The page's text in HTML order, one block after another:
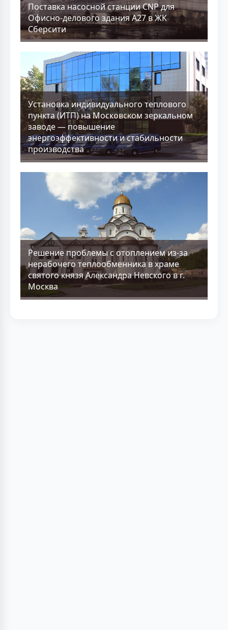
Поставка насосной станции CNP для
Офисно-делового здания А27 в ЖК
Сберсити
Установка индивидуального теплового
пункта (ИТП) на Московском зеркальном
заводе — повышение
энергоэффективности и стабильности
производства
Решение проблемы с отоплением из-за
нерабочего теплообменника в храме
святого князя Александра Невского в г.
Москва